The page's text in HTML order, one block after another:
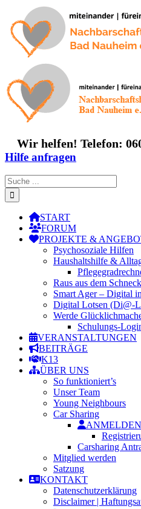
Inhalt
springen
Wir helfen! Telefon:
Hilfe anfragen
Suche
nach:
START
FORUM
PROJEKTE &
Psychosoziale Hilfen
Haushaltshilfe &
Raus aus dem
Smart Ager – Digital
Digital Lotsen (Di@-
Werde
Schulungs-
VERANSTALTUNGEN
BEITRÄGE
K13
ÜBER UNS
So funktioniert’s
Unser Team
Young Neighbours
Car Sharing
ANMELDEN
Carsharing
Mitglied werden
Satzung
KONTAKT
Datenschutzerklärung
Disclaimer |